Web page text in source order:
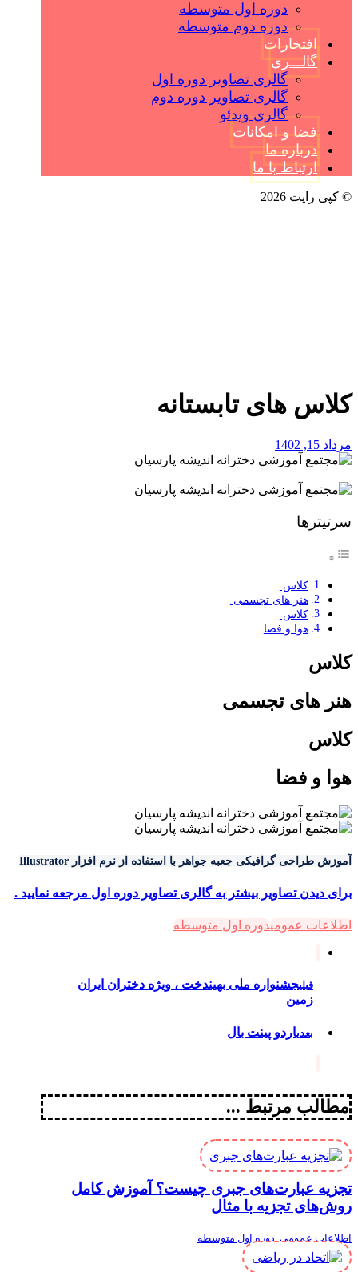
دوره اول متوسطه
دوره دوم متوسطه
افتخارات
گالـــری
گالری تصاویر دوره اول
گالری تصاویر دوره دوم
گالری ویدئو
فضا و امکانات
درباره ما
ارتباط با ما
© کپی رایت 2026
کلاس های تابستانه
مرداد 15, 1402
سرتیترها
کلاس
هنر های تجسمی
کلاس
هوا و فضا
کلاس
هنر های تجسمی
کلاس
هوا و فضا
آموزش طراحی گرافیکی جعبه جواهر با استفاده از نرم افزار Illustrator
برای دیدن تصاویر بیشتر به گالری تصاویر دوره اول مرجعه نمایید .
اطلاعات عمومیدوره اول متوسطه
قبلیجشنواره ملی بهیندخت ، ویژه دختران ایران
زمین
بعدیاردو پینت بال
مطالب مرتبط ...
تجزیه عبارت‌های جبری چیست؟ آموزش کامل
روش‌های تجزیه با مثال
اطلاعات عمومی دوره اول متوسطه